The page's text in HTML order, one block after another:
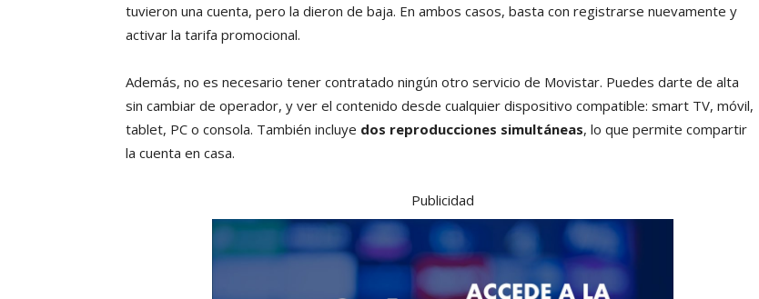
tuvieron una cuenta, pero la dieron de baja. En ambos casos, basta con registrarse nuevamente y
activar la tarifa promocional.
Además, no es necesario tener contratado ningún otro servicio de Movistar. Puedes darte de alta
sin cambiar de operador, y ver el contenido desde cualquier dispositivo compatible: smart TV, móvil,
tablet, PC o consola. También incluye dos reproducciones simultáneas, lo que permite compartir
la cuenta en casa.
Publicidad